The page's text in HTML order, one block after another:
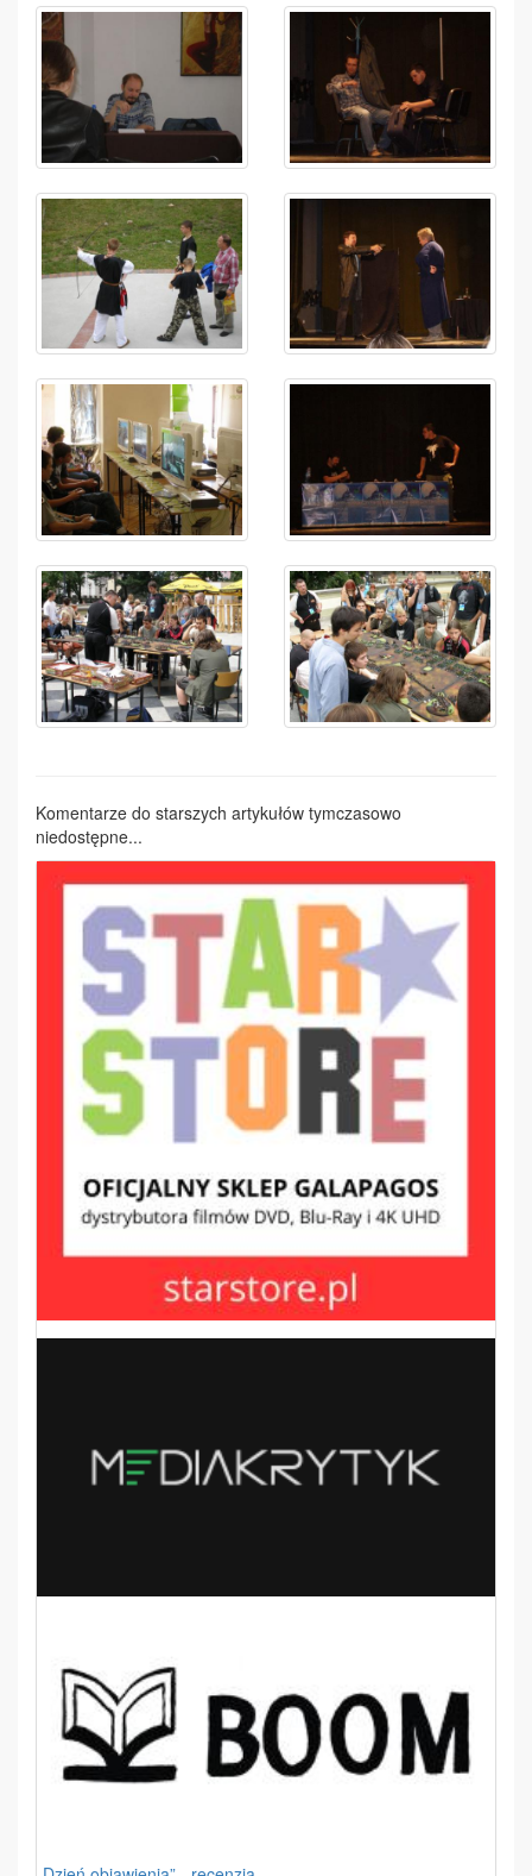
Komentarze do starszych artykułów tymczasowo
niedostępne...